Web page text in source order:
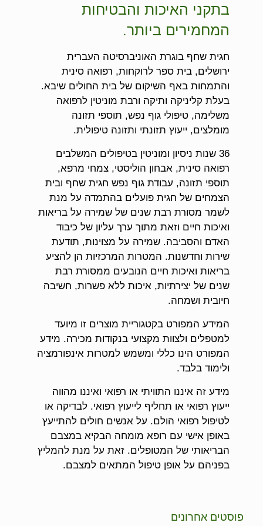
בתקני האיכות והבטיחות
המחמירים ביותר.
חגית שחף בוגרת האוניברסיטה העברית
ירושלים, בית ספר לרוקחות, רפואה סינית
והתמחות באף השיקום של בית החולים שיבא.
בעלת קליניקה ותיקה ורבת מוניטין לרפואה
משלימה, טיפולי גוף נפש, תוספי תזונה
מומלצים, ייעוץ תזונתי ותזונה טיפולית.
36 שנות ניסיון ומוניטין בטיפולים המשלבים
רפואה סינית, אבחון הוליסטי, צמחי מרפא,
תוספי תזונה, עבודת גוף נפש חגית שחף ובית
הצמחים של חגית פועלים בהתמדה על מנת
לשמר מסורת רבת שנים של שמירה על בריאות
ואיכות חיים וזאת מתוך ערך עליון של כיבוד
האדם והסביבה. שמירה על מצוינות, תודעת
שירות וחדשנות. המטרות המרכזיות הן להציע
בריאות ואיכות חיים הנובעים ממסורת רבת
שנים של יצירתיות, איכות ללא פשרות, חשיבה
חיובית ושמחה.
המידע המפורט בקטגוריית מוצרים זו מיועד
למטפלים ולצוות מקצועי בנקודות מכירה. מידע
המפורט הינו כללי ומשמש למטרות אינפורמציה
ולימוד בלבד.
מידע זה איננו התוויתי או רפואי ואיננו מהווה
ייעוץ רפואי או תחליף לייעוץ רפואי. לבדיקה או
לטיפול רפואי הולם. על אנשים חולים להתייעץ
באופן אישי עם רופא מומחה הבקיא במצבם
הבריאותי של המטופלים. זאת על מנת להמליץ
בפניהם על אופן טיפול המתאים למצבם.
פוסטים אחרונים